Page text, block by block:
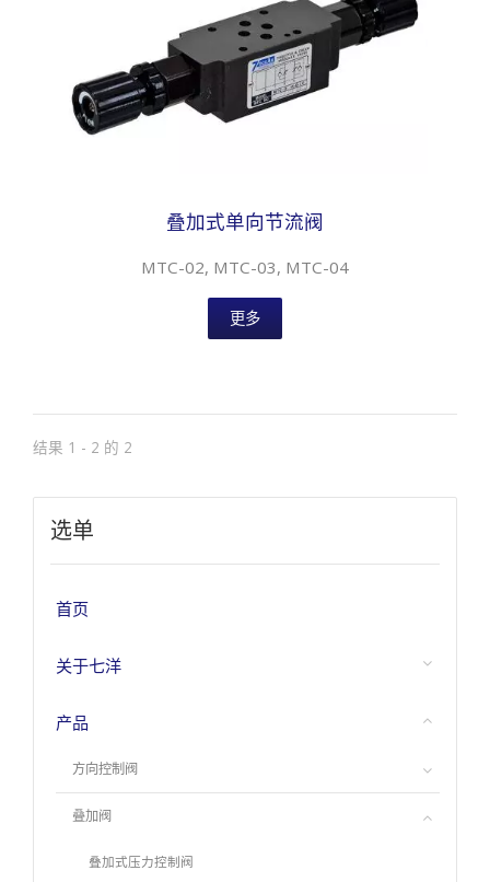
叠加式单向节流阀
MTC-02, MTC-03, MTC-04
更多
结果 1 - 2 的 2
选单
首页
关于七洋
产品
方向控制阀
叠加阀
叠加式压力控制阀